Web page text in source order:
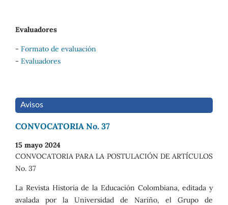
Evaluadores
- Formato de evaluación
- Evaluadores
Avisos
CONVOCATORIA No. 37
15 mayo 2024
CONVOCATORIA PARA LA POSTULACIÓN DE ARTÍCULOS
No. 37
La Revista Historia de la Educación Colombiana, editada y
avalada por la Universidad de Nariño, el Grupo de